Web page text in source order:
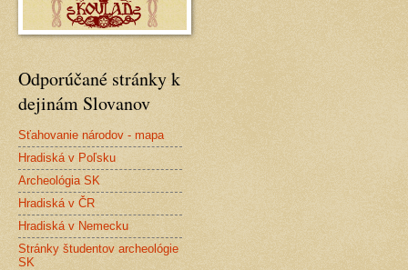
Odporúčané stránky k
dejinám Slovanov
Sťahovanie národov - mapa
Hradiská v Poľsku
Archeológia SK
Hradiská v ČR
Hradiská v Nemecku
Stránky študentov archeológie
SK